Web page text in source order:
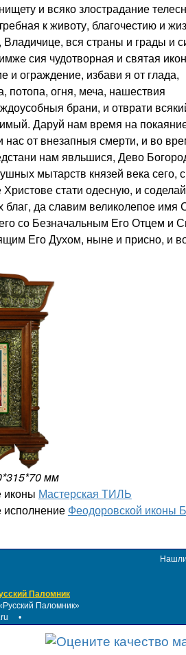
и всяко злострадание
к животу, благочестию и
вся страны и грады и
сия чудотворная и святая
и ограждение, избави я от глада,
потопа, огня, меча, нашествия
брани, и отврати
Даруй нам время на
от внезапныя смерти, и во
нам явльшися, Дево
мытарств князей века сего,
стати одесную, и
благ, да славим великолепое имя
со Безначальным Его Отцем и
Его Духом, ныне и присно, и
мм
иконы Мастерская ТИЛЬ
исполнение Феодоровской иконы
Паломник
Паломник»
•